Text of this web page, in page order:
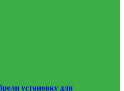
установку для